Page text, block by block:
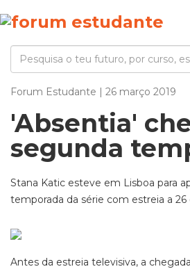
Forum Estudante | 26 março 2019
'Absentia'
segunda
Stana Katic esteve em Lisboa para
temporada da série com estreia a 26
Antes da estreia televisiva, a